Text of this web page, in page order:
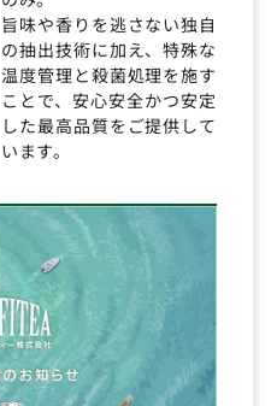
旨味や香りを逃さない独自
の抽出技術に加え、特殊な
温度管理と殺菌処理を施す
ことで、安心安全かつ安定
した最高品質をご提供して
います。